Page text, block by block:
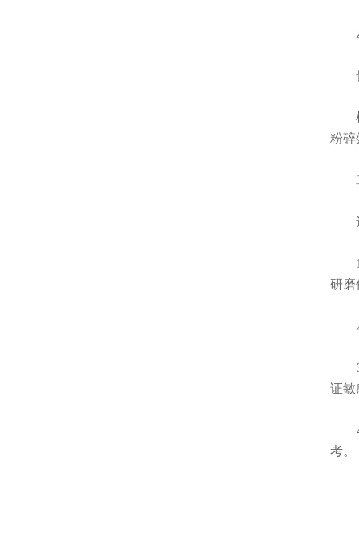
2.
骨
样
粉碎
二
选
1.
研磨
2.
3.
证敏
4.
考。